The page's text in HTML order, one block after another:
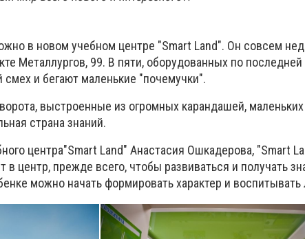
в новом учебном центре "Smart Land". Он совсем
Металлургов, 99. В пяти, оборудованных по
смех и бегают маленькие "почемучки".
выстроенные из огромных карандашей, маленьких
страна знаний.
центра"Smart Land" Анастасия Ошкадерова, "Smart
в центр, прежде всего, чтобы развиваться и получать
можно начать формировать характер и воспитывать